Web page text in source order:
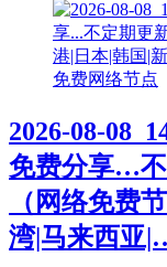
免费网络节点
2026-08-
免费分享…
（网络免费
湾|马来西亚